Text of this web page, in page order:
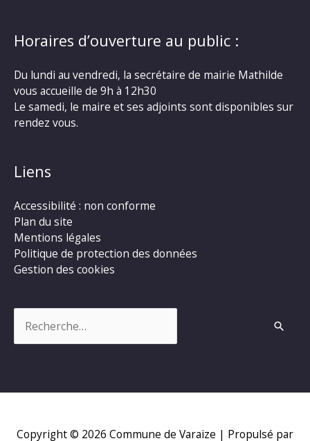
Horaires d’ouverture au public :
Du lundi au vendredi, la secrétaire de mairie Mathilde
vous accueille de 9h à 12h30
Le samedi, le maire et ses adjoints sont disponibles sur
rendez vous.
Liens
Accessibilité : non conforme
Plan du site
Mentions légales
Politique de protection des données
Gestion des cookies
Copyright © 2026 Commune de Varaize | Propulsé par